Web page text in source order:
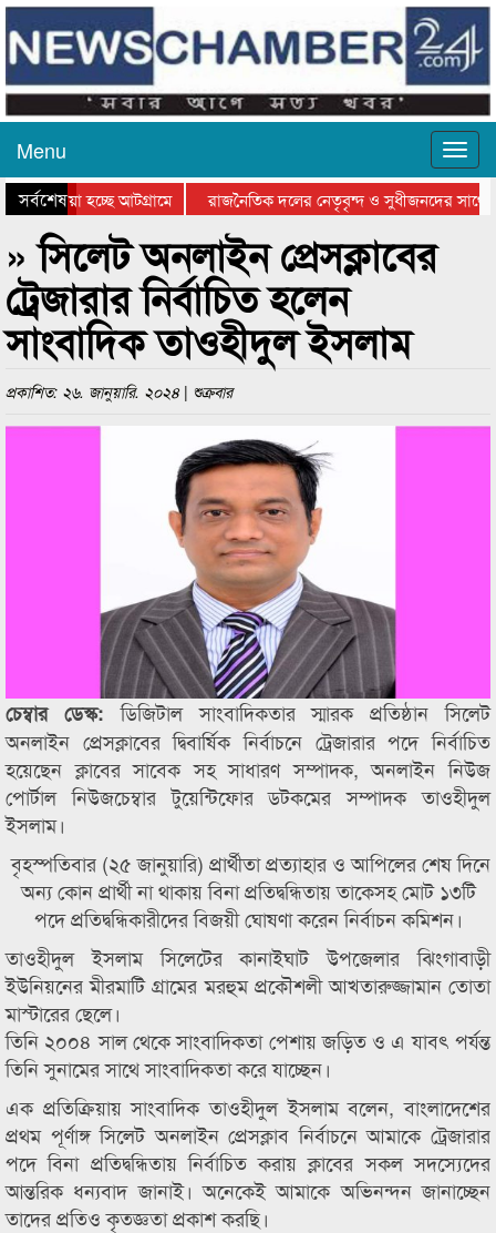
Menu
সর্বশেষ
যাওয়া হচ্ছে আটগ্রামে
রাজনৈতিক দলের নেতৃবৃন্দ ও সুধীজনদের সাথে
পুরস্কার বিতরণ সম্পন্ন
সিলেটে বাংলাদেশ গ্রুপ থিয়েটার
» সিলেট অনলাইন প্রেসক্লাবের
ট্রেজারার নির্বাচিত হলেন
সাংবাদিক তাওহীদুল ইসলাম
প্রকাশিত: ২৬. জানুয়ারি. ২০২৪ | শুক্রবার
চেম্বার ডেস্ক:ডিজিটাল সাংবাদিকতার স্মারক প্রতিষ্ঠান সিলেট
অনলাইন প্রেসক্লাবের দ্বিবার্ষিক নির্বাচনে ট্রেজারার পদে নির্বাচিত
হয়েছেন ক্লাবের সাবেক সহ সাধারণ সম্পাদক, অনলাইন নিউজ
পোর্টাল নিউজচেম্বার টুয়েন্টিফোর ডটকমের সম্পাদক তাওহীদুল
ইসলাম।
বৃহস্পতিবার (২৫ জানুয়ারি) প্রার্থীতা প্রত্যাহার ও আপিলের শেষ দিনে
অন্য কোন প্রার্থী না থাকায় বিনা প্রতিদ্বন্ধিতায় তাকেসহ মোট ১৩টি
পদে প্রতিদ্বন্ধিকারীদের বিজয়ী ঘোষণা করেন নির্বাচন কমিশন।
তাওহীদুল ইসলাম সিলেটের কানাইঘাট উপজেলার ঝিংগাবাড়ী
ইউনিয়নের মীরমাটি গ্রামের মরহুম প্রকৌশলী আখতারুজ্জামান তোতা
মাস্টারের ছেলে।
তিনি ২০০৪ সাল থেকে সাংবাদিকতা পেশায় জড়িত ও এ যাবৎ পর্যন্ত
তিনি সুনামের সাথে সাংবাদিকতা করে যাচ্ছেন।
এক প্রতিক্রিয়ায় সাংবাদিক তাওহীদুল ইসলাম বলেন, বাংলাদেশের
প্রথম পূর্ণাঙ্গ সিলেট অনলাইন প্রেসক্লাব নির্বাচনে আমাকে ট্রেজারার
পদে বিনা প্রতিদ্বন্ধিতায় নির্বাচিত করায় ক্লাবের সকল সদস্যেদের
আন্তরিক ধন্যবাদ জানাই। অনেকেই আমাকে অভিনন্দন জানাচ্ছেন
তাদের প্রতিও কৃতজ্ঞতা প্রকাশ করছি।